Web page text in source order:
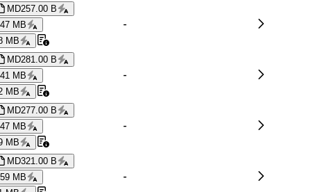
MD257.00 B
MB
MB
-
MD281.00 B
MB
MB
-
MD277.00 B
MB
MB
-
MD321.00 B
MB
-